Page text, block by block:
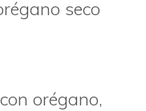
seco
orégano,